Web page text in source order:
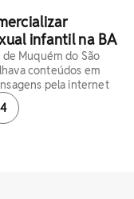
infantil na BA
Muquém do São
conteúdos em
pela internet
4